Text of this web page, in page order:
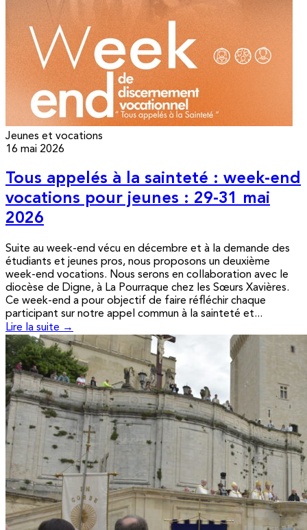
Jeunes et vocations
16 mai 2026
Tous appelés à la sainteté : week-end
vocations pour jeunes : 29-31 mai
2026
Suite au week-end vécu en décembre et à la demande des
étudiants et jeunes pros, nous proposons un deuxième
week-end vocations. Nous serons en collaboration avec le
diocèse de Digne, à La Pourraque chez les Sœurs Xavières.
Ce week-end a pour objectif de faire réfléchir chaque
participant sur notre appel commun à la sainteté et...
Lire la suite →